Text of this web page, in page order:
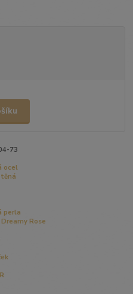
73
ocel
perla
Rose